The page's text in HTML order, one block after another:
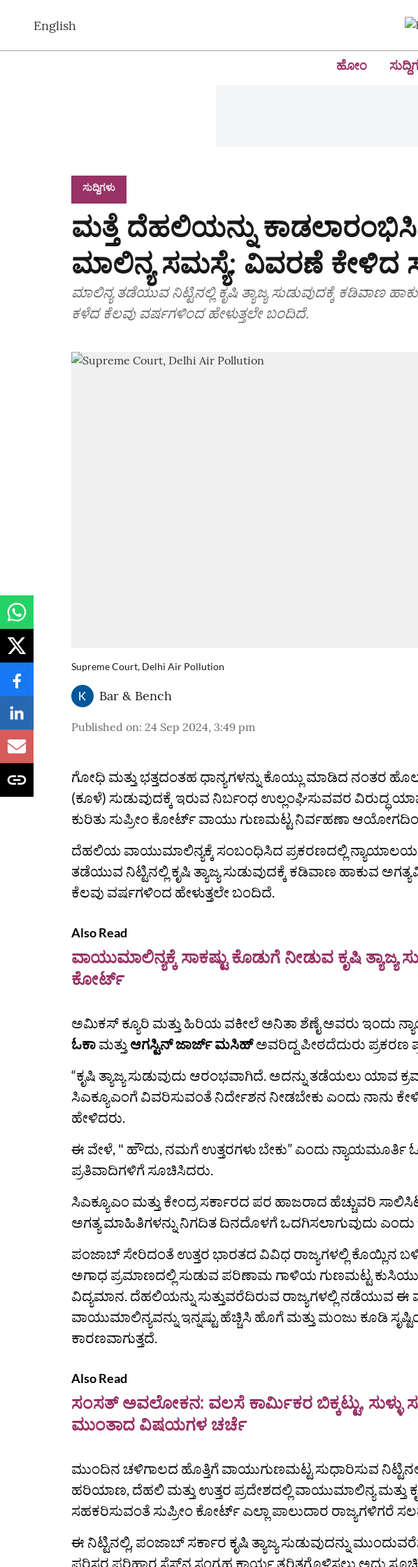
English
ಹೋಂ
ಸುದ್ದಿಗಳು
ಮತ್ತೆ ದೆಹಲಿಯನ್ನು ಕಾಡಲಾರಂಭಿಸಿದ
ಮಾಲಿನ್ಯ ಸಮಸ್ಯೆ: ವಿವರಣೆ ಕೇಳಿದ
ಮಾಲಿನ್ಯ ತಡೆಯುವ ನಿಟ್ಟಿನಲ್ಲಿ ಕೃಷಿ ತ್ಯಾಜ್ಯ ಸುಡುವುದಕ್ಕೆ ಕಡಿವಾಣ
ಕಳೆದ ಕೆಲವು ವರ್ಷಗಳಿಂದ ಹೇಳುತ್ತಲೇ ಬಂದಿದೆ.
Supreme Court, Delhi Air Pollution
Bar & Bench
Published on: 24 Sep 2024, 3:49 pm
ಗೋಧಿ ಮತ್ತು ಭತ್ತದಂತಹ ಧಾನ್ಯಗಳನ್ನು ಕೊಯ್ಲು ಮಾಡಿದ ನಂತರ
(ಕೂಳೆ) ಸುಡುವುದಕ್ಕೆ ಇರುವ ನಿರ್ಬಂಧ ಉಲ್ಲಂಘಿಸುವವರ ವಿರುದ್ಧ
ಕುರಿತು ಸುಪ್ರೀಂ ಕೋರ್ಟ್ ವಾಯು ಗುಣಮಟ್ಟ ನಿರ್ವಹಣಾ
ದೆಹಲಿಯ ವಾಯುಮಾಲಿನ್ಯಕ್ಕೆ ಸಂಬಂಧಿಸಿದ ಪ್ರಕರಣದಲ್ಲಿ
ತಡೆಯುವ ನಿಟ್ಟಿನಲ್ಲಿ ಕೃಷಿ ತ್ಯಾಜ್ಯ ಸುಡುವುದಕ್ಕೆ ಕಡಿವಾಣ ಹಾಕುವ
ಕೆಲವು ವರ್ಷಗಳಿಂದ ಹೇಳುತ್ತಲೇ ಬಂದಿದೆ.
Also Read
ವಾಯುಮಾಲಿನ್ಯಕ್ಕೆ ಸಾಕಷ್ಟು ಕೊಡುಗೆ ನೀಡುವ ಕೃಷಿ ತ್ಯಾಜ್ಯ
ಕೋರ್ಟ್
ಅಮಿಕಸ್ ಕ್ಯೂರಿ ಮತ್ತು ಹಿರಿಯ ವಕೀಲೆ ಅನಿತಾ ಶೆಣೈ ಅವರು ಇಂದು
ಓಕಾ ಮತ್ತು ಆಗಸ್ಟಿನ್ ಜಾರ್ಜ್ ಮಸಿಹ್ಅವರಿದ್ದ ಪೀಠದೆದುರು ಪ್ರಕರಣ
“ಕೃಷಿ ತ್ಯಾಜ್ಯ ಸುಡುವುದು ಆರಂಭವಾಗಿದೆ. ಅದನ್ನು ತಡೆಯಲು ಯಾವ
ಸಿಎಕ್ಯೂಎಂಗೆ ವಿವರಿಸುವಂತೆ ನಿರ್ದೇಶನ ನೀಡಬೇಕು ಎಂದು ನಾನು
ಹೇಳಿದರು.
ಈ ವೇಳೆ, " ಹೌದು, ನಮಗೆ ಉತ್ತರಗಳು ಬೇಕು” ಎಂದು ನ್ಯಾಯಮೂರ್ತಿ
ಪ್ರತಿವಾದಿಗಳಿಗೆ ಸೂಚಿಸಿದರು.
ಸಿಎಕ್ಯೂಎಂ ಮತ್ತು ಕೇಂದ್ರ ಸರ್ಕಾರದ ಪರ ಹಾಜರಾದ ಹೆಚ್ಚುವರಿ
ಅಗತ್ಯ ಮಾಹಿತಿಗಳನ್ನು ನಿಗದಿತ ದಿನದೊಳಗೆ ಒದಗಿಸಲಾಗುವುದು
ಪಂಜಾಬ್‌ ಸೇರಿದಂತೆ ಉತ್ತರ ಭಾರತದ ವಿವಿಧ ರಾಜ್ಯಗಳಲ್ಲಿ ಕೊಯ್ಲಿನ
ಅಗಾಧ ಪ್ರಮಾಣದಲ್ಲಿ ಸುಡುವ ಪರಿಣಾಮ ಗಾಳಿಯ ಗುಣಮಟ್ಟ
ವಿದ್ಯಮಾನ. ದೆಹಲಿಯನ್ನು ಸುತ್ತುವರೆದಿರುವ ರಾಜ್ಯಗಳಲ್ಲಿ ನಡೆಯುವ ಈ
ವಾಯುಮಾಲಿನ್ಯವನ್ನು ಇನ್ನಷ್ಟು ಹೆಚ್ಚಿಸಿ ಹೊಗೆ ಮತ್ತು ಮಂಜು ಕೂಡಿ
ಕಾರಣವಾಗುತ್ತದೆ.
Also Read
ಸಂಸತ್‌ ಅವಲೋಕನ: ವಲಸೆ ಕಾರ್ಮಿಕರ ಬಿಕ್ಕಟ್ಟು, ಸುಳ್ಳು
ಮುಂತಾದ ವಿಷಯಗಳ ಚರ್ಚೆ
ಮುಂದಿನ ಚಳಿಗಾಲದ ಹೊತ್ತಿಗೆ ವಾಯುಗುಣಮಟ್ಟ ಸುಧಾರಿಸುವ
ಹರಿಯಾಣ, ದೆಹಲಿ ಮತ್ತು ಉತ್ತರ ಪ್ರದೇಶದಲ್ಲಿ ವಾಯುಮಾಲಿನ್ಯ ಮತ್ತು
ಸಹಕರಿಸುವಂತೆ ಸುಪ್ರೀಂ ಕೋರ್ಟ್ ಎಲ್ಲಾ ಪಾಲುದಾರ ರಾಜ್ಯಗಳಿಗರೆ
ಈ ನಿಟ್ಟಿನಲ್ಲಿ, ಪಂಜಾಬ್‌ ಸರ್ಕಾರ ಕೃಷಿ ತ್ಯಾಜ್ಯ ಸುಡುವುದನ್ನು
ಪರಿಸರ ಪರಿಹಾರ ಸೆಸ್‌ನ ಸಂಗ್ರಹ ಕಾರ್ಯ ತ್ವರಿತಗೊಳಿಸಲು ಅದು